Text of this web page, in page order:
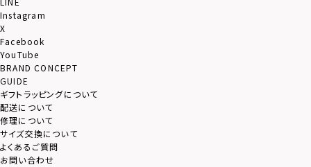
Instagram
X
Facebook
YouTube
BRAND CONCEPT
GUIDE
ギフトラッピングについて
配送について
修理について
サイズ交換について
よくあるご質問
お問い合わせ